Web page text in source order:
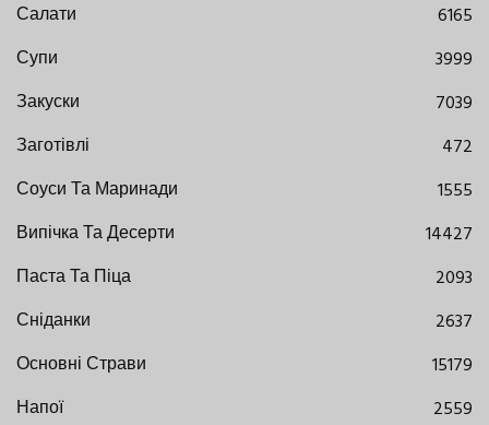
Салати
6165
Супи
3999
Закуски
7039
Заготівлі
472
Соуси Та Маринади
1555
Випічка Та Десерти
14427
Паста Та Піца
2093
Сніданки
2637
Основні Страви
15179
Напої
2559